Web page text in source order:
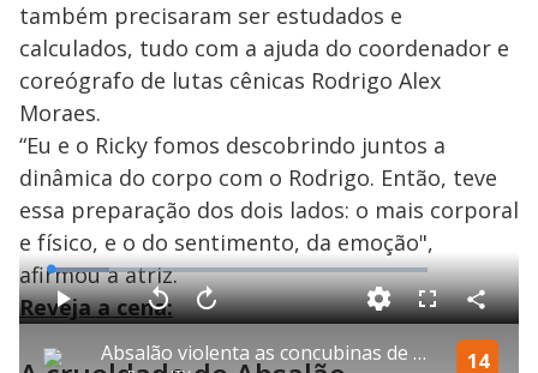
também precisaram ser estudados e
calculados, tudo com a ajuda do coordenador e
coreógrafo de lutas cênicas Rodrigo Alex
Moraes.
“Eu e o Ricky fomos descobrindo juntos a
dinâmica do corpo com o Rodrigo. Então, teve
essa preparação dos dois lados: o mais corporal
e físico, e o do sentimento, da emoção",
afirmou a atriz.
Reveja a cena:
Absalão violenta as concubinas de Davi | Reis 14
P V
l
t
a
A
a
n
ç
L
o
a
d
e
5
F C
o
m
a